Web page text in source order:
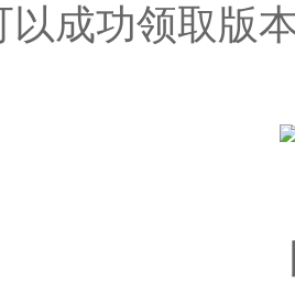
以成功领取版